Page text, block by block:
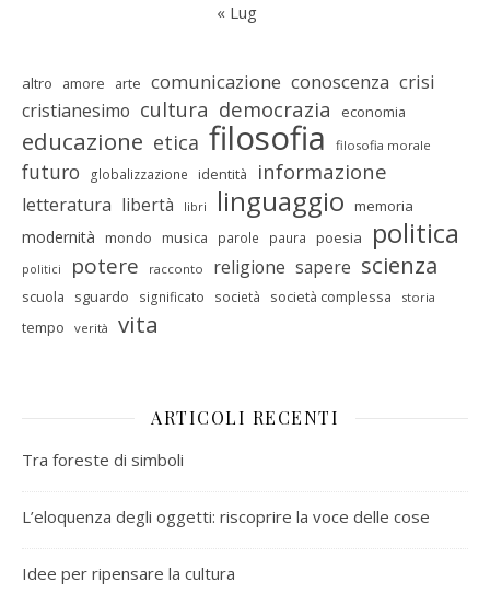
« Lug
altro amore arte comunicazione conoscenza crisi
cristianesimo cultura democrazia economia
educazione etica filosofia filosofia morale
futuro globalizzazione identità informazione
letteratura libertà libri linguaggio memoria
modernità mondo musica parole paura poesia politica
politici potere racconto religione sapere scienza
scuola sguardo significato società società complessa storia
tempo verità vita
ARTICOLI RECENTI
Tra foreste di simboli
L’eloquenza degli oggetti: riscoprire la voce delle cose
Idee per ripensare la cultura